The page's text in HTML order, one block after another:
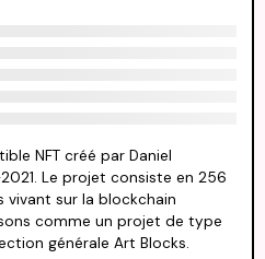
NFT créé par Daniel
Le projet consiste en 256
vivant sur la blockchain
comme un projet de type
générale Art Blocks.